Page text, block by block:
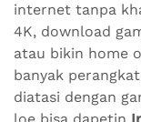
internet tanpa
4K, download
atau bikin home
banyak
diatasi dengan